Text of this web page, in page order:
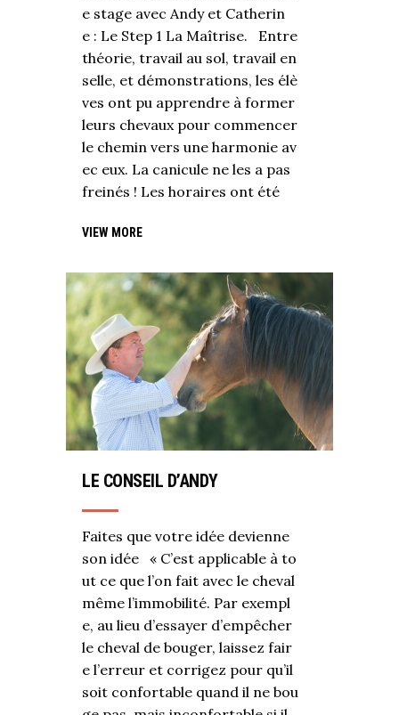
e stage avec Andy et Catherin
e : Le Step 1 La Maîtrise. Entre
théorie, travail au sol, travail en
selle, et démonstrations, les élè
ves ont pu apprendre à former
leurs chevaux pour commencer
le chemin vers une harmonie av
ec eux. La canicule ne les a pas
freinés ! Les horaires ont été
VIEW MORE
LE CONSEIL D’ANDY
Faites que votre idée devienne
son idée « C’est applicable à to
ut ce que l’on fait avec le cheval
même l’immobilité. Par exempl
e, au lieu d’essayer d’empêcher
le cheval de bouger, laissez fair
e l’erreur et corrigez pour qu’il
soit confortable quand il ne bou